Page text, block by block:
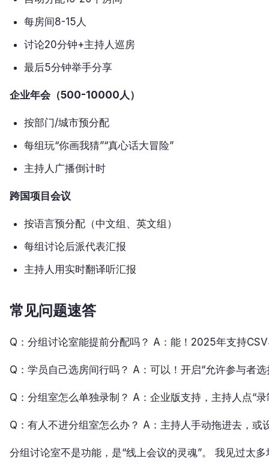
每房间8-15人
讨论20分钟+主持人巡房
最后5分钟举手分享
企业年会（500-10000人）
按部门/城市预分配
每组玩“你画我猜”“真心话大冒险”
主持人广播倒计时
跨国项目会议
按语言预分配（中文组、英文组）
每组讨论后派代表汇报
主持人用实时翻译听汇报
常见问题速答
Q：分组讨论室能提前分配吗？ A：能！2025年支持
Q：学员自己选房间行吗？ A：可以！开启“允许参与者选
Q：分组室怎么单独录制？ A：企业版支持，主持人点“录
Q：有人不进分组室怎么办？ A：主持人手动拖进去，或
分组讨论室不是功能，是“线上会议的灵魂”。 我见过太